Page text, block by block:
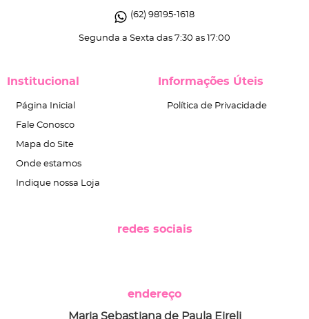
(62) 98195-1618
Segunda a Sexta das 7:30 as 17:00
Institucional
Página Inicial
Fale Conosco
Mapa do Site
Onde estamos
Indique nossa Loja
Informações Úteis
Política de Privacidade
redes sociais
endereço
Maria Sebastiana de Paula Eireli